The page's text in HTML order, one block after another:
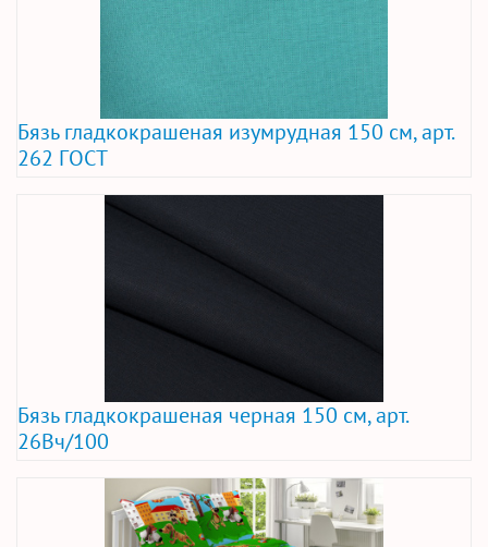
Бязь гладкокрашеная изумрудная 150 см, арт.
262 ГОСТ
Бязь гладкокрашеная черная 150 см, арт.
26Вч/100